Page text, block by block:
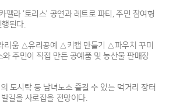
펠라 ‘토리스’ 공연과 레트로 파티, 주민 참여형
된다.
리움 △유리공예 △키캡 만들기 △파우치 꾸미
와 주민이 직접 만든 공예품 및 농산물 판매장
도시락 등 남녀노소 즐길 수 있는 먹거리 장터
길을 사로잡을 전망이다.